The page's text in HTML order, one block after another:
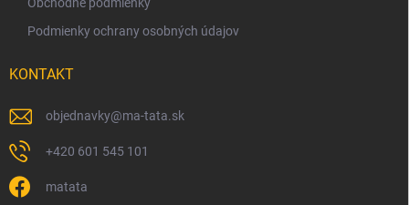
Podmienky ochrany osobných údajov
KONTAKT
objednavky@ma-tata.sk
+420 601 545 101
matata